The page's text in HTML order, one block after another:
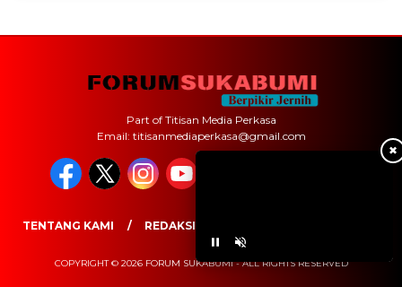
✖
Part of Titisan Media Perkasa
Email: titisanmediaperkasa@gmail.com
TENTANG KAMI REDAKSI
COPYRIGHT © 2026 FORUM SUKABUMI - ALL RIGHTS RESERVED